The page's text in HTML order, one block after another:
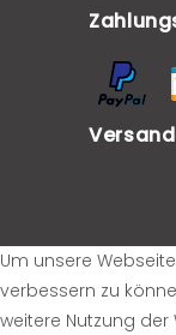
Um unsere
verbessern zu
weitere Nutzung